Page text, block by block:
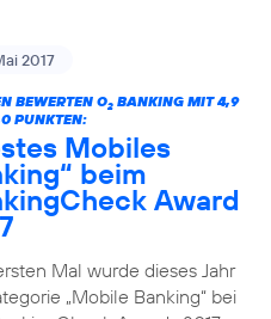
2017
BEWERTEN O2BANKING MIT 4,9
PUNKTEN:
Mobiles
beim
Award
Mal wurde dieses Jahr
„Mobile Banking“ bei